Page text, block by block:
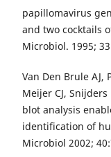
papillomavirus
and two cocktails
Microbiol. 1995;
Van Den Brule AJ,
Meijer CJ,
blot analysis
identification of
Microbiol 2002;